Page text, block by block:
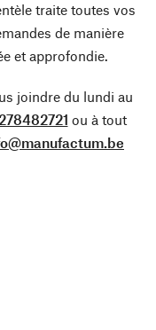
traite toutes vos
de manière
et approfondie.
joindre du lundi au
ou à tout